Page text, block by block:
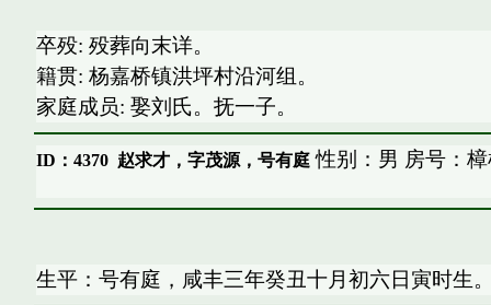
卒殁: 殁葬向末详。
籍贯: 杨嘉桥镇洪坪村沿河组。
家庭成员: 娶刘氏。抚一子。
ID：4370 赵求才，字茂源，号有庭性别：男 房号：
生平：号有庭，咸丰三年癸丑十月初六日寅时生